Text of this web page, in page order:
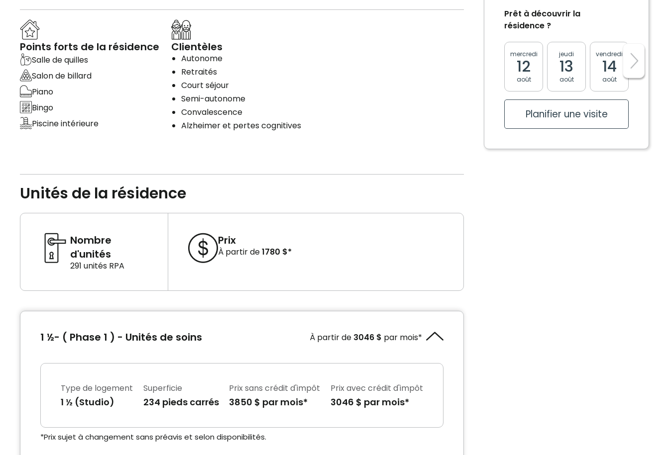
Points forts de la résidence
Salle de quilles
Salon de billard
Piano
Bingo
Piscine intérieure
Clientèles
Autonome
Retraités
Court séjour
Semi-autonome
Convalescence
Alzheimer et pertes cognitives
Unités de la résidence
Nombre
d'unités
291 unités RPA
Prix
À partir de1780 $*
1 ½- ( Phase 1 ) - Unités de soins À partir de 3046 $ par mois*
Type de logement
1 ½ (Studio)
Superficie
234 pieds carrés
Prix sans crédit d'impôt
3850 $ par mois*
Prix avec crédit d'impôt
3046 $ par mois*
*Prix sujet à changement sans préavis et selon disponibilités.
Prêt à découvrir la
résidence ?
mercredi
12
août
jeudi
13
août
vendredi
14
août août
Planifier une visite